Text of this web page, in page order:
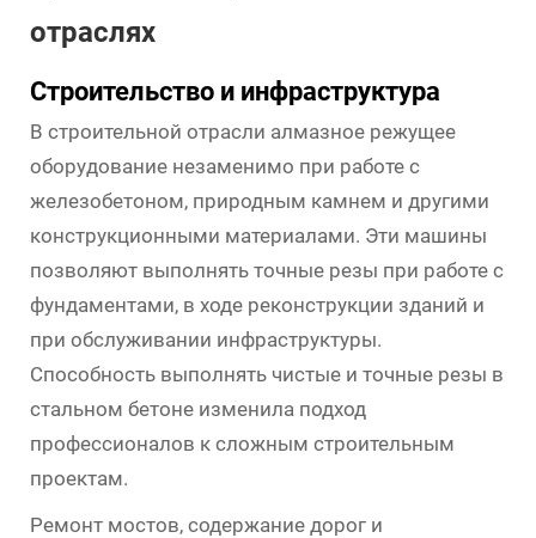
отраслях
Строительство и инфраструктура
В строительной отрасли алмазное режущее
оборудование незаменимо при работе с
железобетоном, природным камнем и другими
конструкционными материалами. Эти машины
позволяют выполнять точные резы при работе с
фундаментами, в ходе реконструкции зданий и
при обслуживании инфраструктуры.
Способность выполнять чистые и точные резы в
стальном бетоне изменила подход
профессионалов к сложным строительным
проектам.
Ремонт мостов, содержание дорог и